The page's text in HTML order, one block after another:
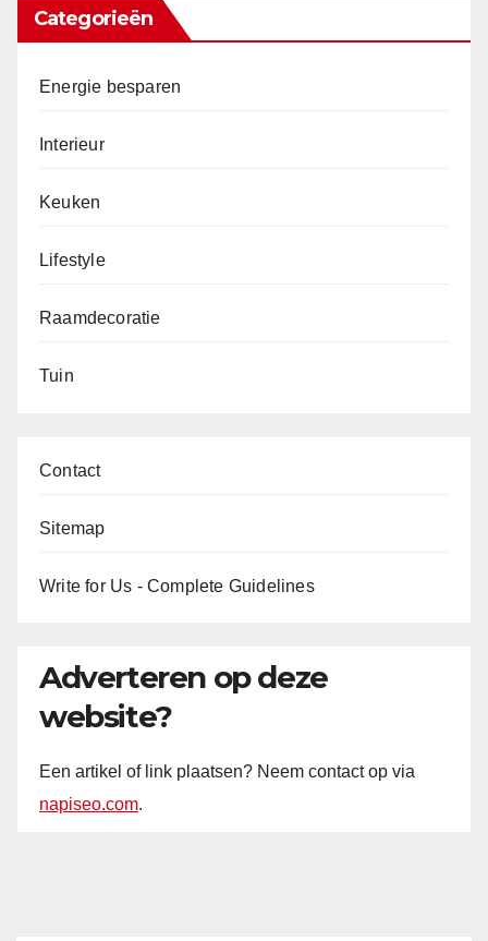
Categorieën
Energie besparen
Interieur
Keuken
Lifestyle
Raamdecoratie
Tuin
Contact
Sitemap
Write for Us - Complete Guidelines
Adverteren op deze
website?
Een artikel of link plaatsen? Neem contact op via
napiseo.com.